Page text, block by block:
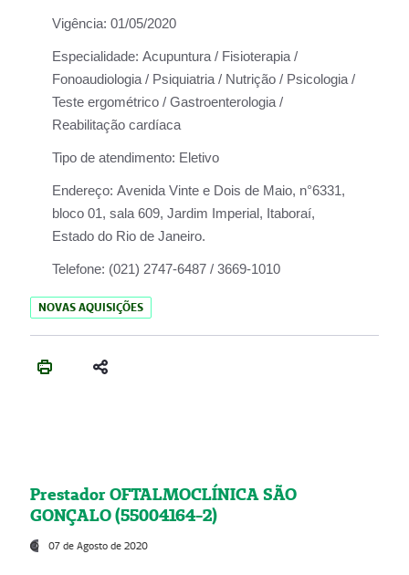
Vigência: 01/05/2020
Especialidade: Acupuntura / Fisioterapia /
Fonoaudiologia / Psiquiatria / Nutrição / Psicologia /
Teste ergométrico / Gastroenterologia /
Reabilitação cardíaca
Tipo de atendimento: Eletivo
Endereço: Avenida Vinte e Dois de Maio, n°6331,
bloco 01, sala 609, Jardim Imperial, Itaboraí,
Estado do Rio de Janeiro.
Telefone: (021) 2747-6487 / 3669-1010
NOVAS AQUISIÇÕES
Prestador OFTALMOCLÍNICA SÃO
GONÇALO (55004164-2)
07 de Agosto de 2020